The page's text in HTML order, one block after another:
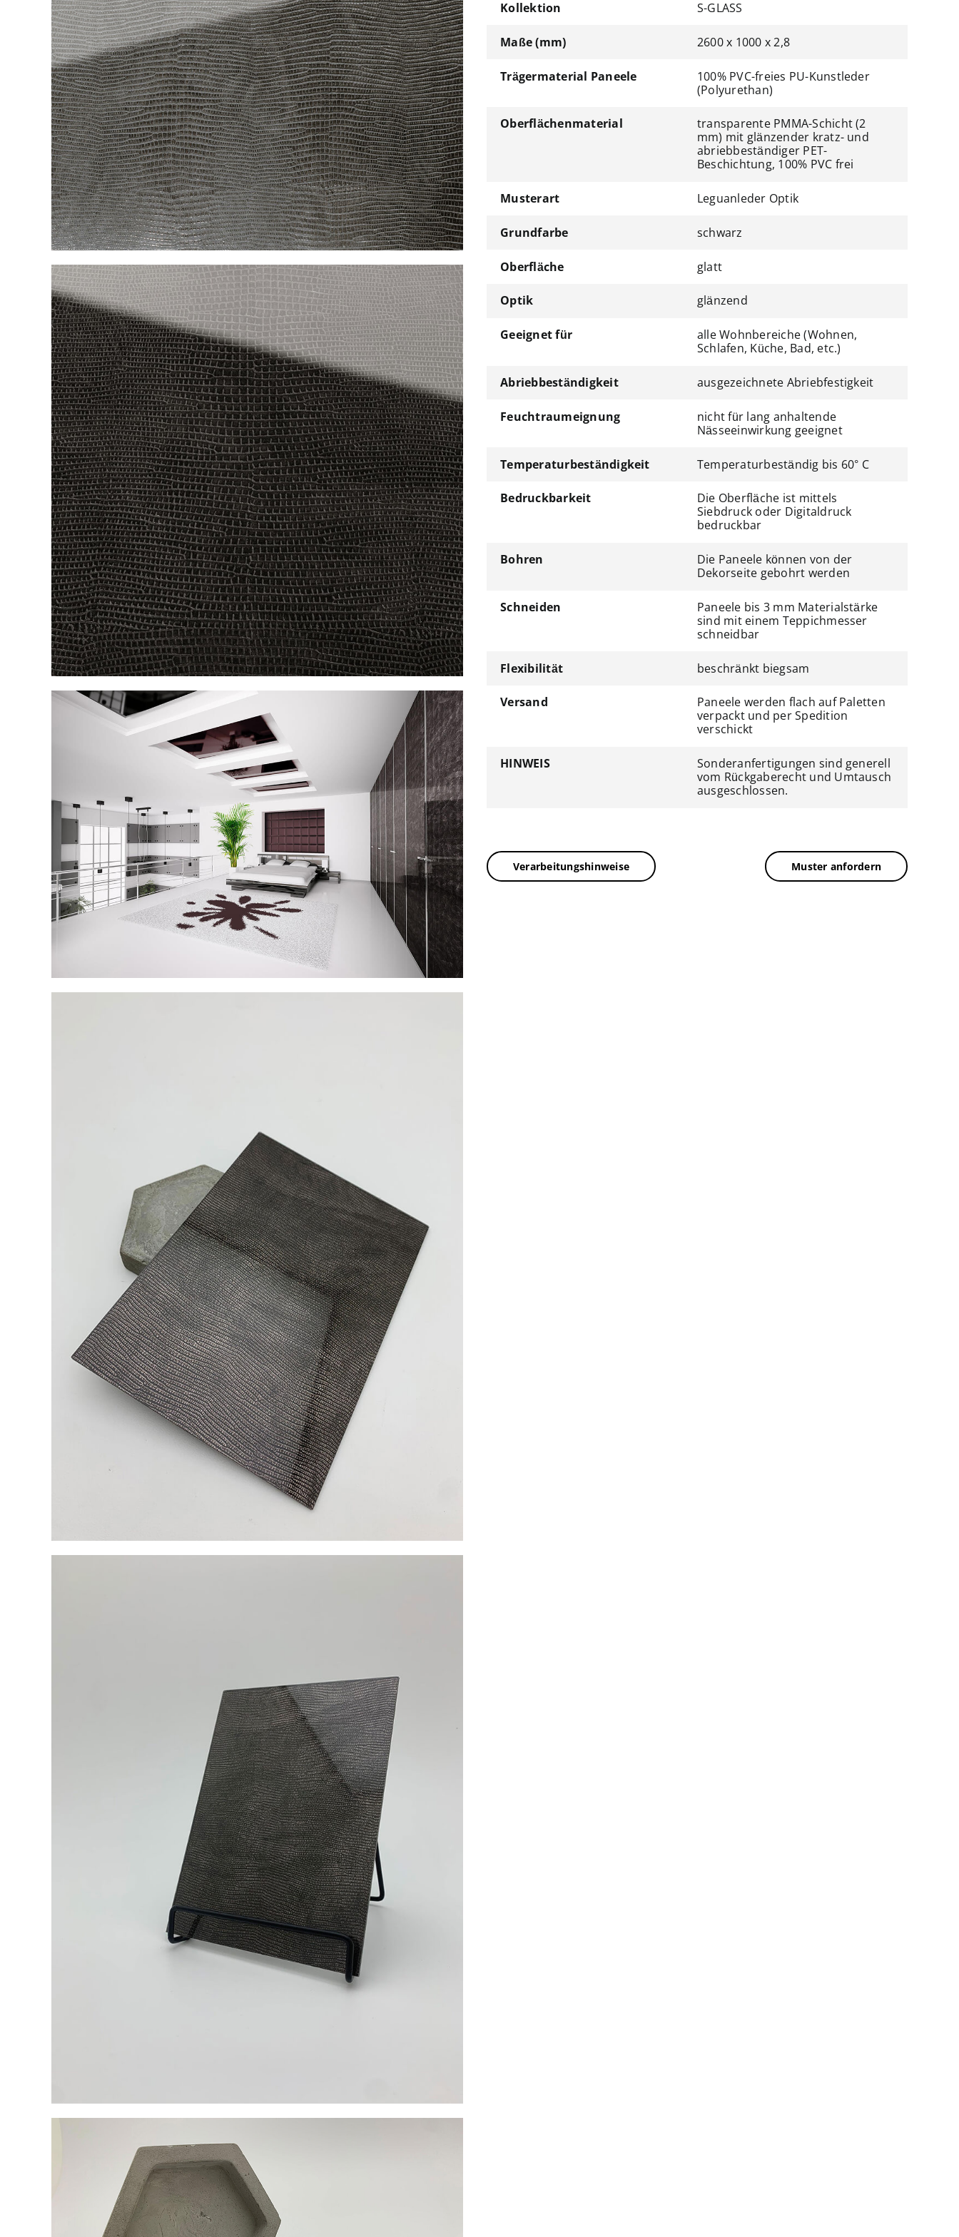
Kollektion S-GLASS
Maße (mm) 2600 x 1000 x 2,8
Trägermaterial Paneele
100% PVC-freies PU-Kunstleder
(Polyurethan)
Oberflächenmaterial
transparente PMMA-Schicht (2
mm) mit glänzender kratz- und
abriebbeständiger PET-
Beschichtung, 100% PVC frei
Musterart Leguanleder Optik
Grundfarbe schwarz
Oberfläche glatt
Optik glänzend
Geeignet für
alle Wohnbereiche (Wohnen,
Schlafen, Küche, Bad, etc.)
Abriebbeständigkeit ausgezeichnete Abriebfestigkeit
Feuchtraumeignung
nicht für lang anhaltende
Nässeeinwirkung geeignet
Temperaturbeständigkeit Temperaturbeständig bis 60° C
Bedruckbarkeit
Die Oberfläche ist mittels
Siebdruck oder Digitaldruck
bedruckbar
Bohren
Die Paneele können von der
Dekorseite gebohrt werden
Schneiden
Paneele bis 3 mm Materialstärke
sind mit einem Teppichmesser
schneidbar
Flexibilität beschränkt biegsam
Versand
Paneele werden flach auf Paletten
verpackt und per Spedition
verschickt
HINWEIS
Sonderanfertigungen sind generell
vom Rückgaberecht und Umtausch
ausgeschlossen.
Verarbeitungshinweise Muster anfordern